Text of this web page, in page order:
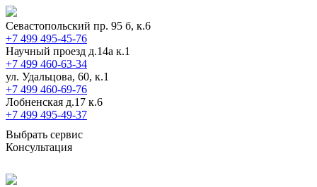
Севастопольский пр. 95 б, к.6
+7 499 495-45-76
Научный проезд д.14а к.1
+7 499 460-63-34
ул. Удальцова, 60, к.1
+7 499 460-69-76
Лобненская д.17 к.6
+7 499 495-49-37
Выбрать сервис
Консультация